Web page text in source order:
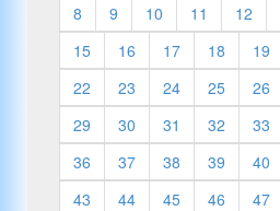
8
9 10 11 12
15
16 17 18 19
22
23 24 25 26
29
30 31 32 33
36
37 38 39 40
43
44 45 46 47